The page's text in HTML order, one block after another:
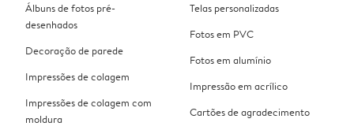
Álbuns de fotos pré-
desenhados
Decoração de parede
Impressões de colagem
Impressões de colagem com
moldura
Telas personalizadas
Fotos em PVC
Fotos em alumínio
Impressão em acrílico
Cartões de agradecimento